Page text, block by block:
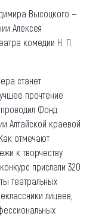
Высоцкого —
Алексея
комедии Н. П.
станет
прочтение
Фонд
Алтайской краевой
отмечают
к творчеству
прислали 320
театральных
лицеев,